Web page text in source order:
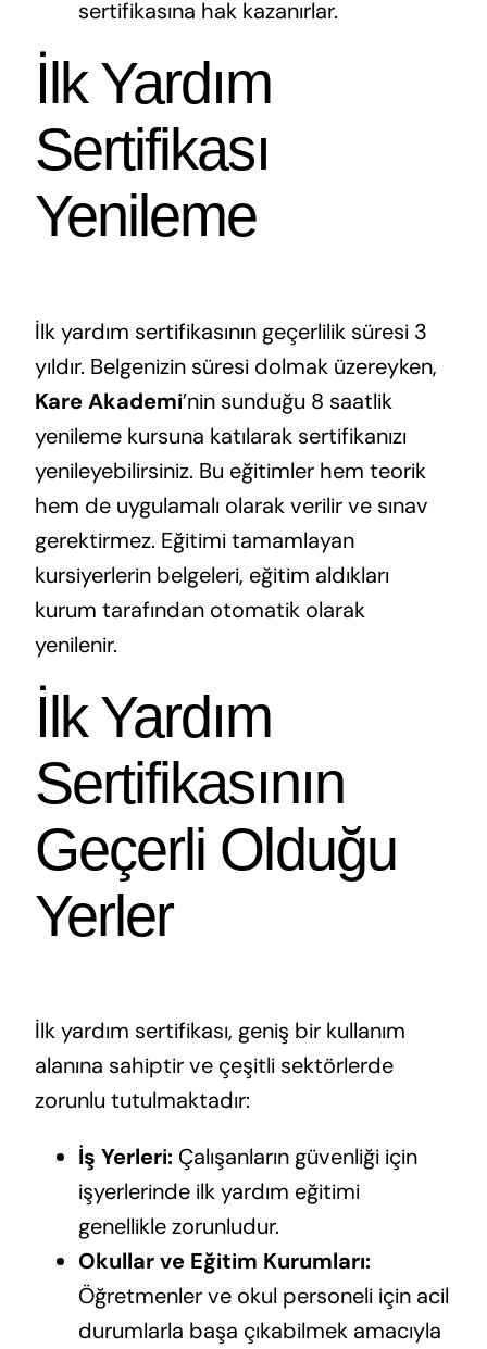
sertifikasına hak kazanırlar.
İlk Yardım
Sertifikası
Yenileme
İlk yardım sertifikasının geçerlilik süresi 3
yıldır. Belgenizin süresi dolmak üzereyken,
Kare Akademi’nin sunduğu 8 saatlik
yenileme kursuna katılarak sertifikanızı
yenileyebilirsiniz. Bu eğitimler hem teorik
hem de uygulamalı olarak verilir ve sınav
gerektirmez. Eğitimi tamamlayan
kursiyerlerin belgeleri, eğitim aldıkları
kurum tarafından otomatik olarak
yenilenir.
İlk Yardım
Sertifikasının
Geçerli Olduğu
Yerler
İlk yardım sertifikası, geniş bir kullanım
alanına sahiptir ve çeşitli sektörlerde
zorunlu tutulmaktadır:
İş Yerleri:Çalışanların güvenliği için
işyerlerinde ilk yardım eğitimi
genellikle zorunludur.
Okullar ve Eğitim Kurumları:
Öğretmenler ve okul personeli için acil
durumlarla başa çıkabilmek amacıyla